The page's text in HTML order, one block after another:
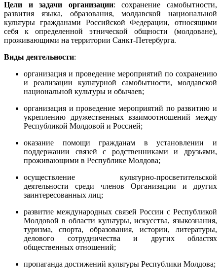
Цели и задачи организации: сохранение самобытности,
развития языка, образования, молдавской национальной
культуры гражданами Российской Федерации, относящими
себя к определенной этнической общности (молдоване),
проживающими на территории Санкт-Петербурга.
Виды деятельности:
организация и проведение мероприятий по сохранению
и реализации культурной самобытности, молдавской
национальной культуры и обычаев;
организация и проведение мероприятий по развитию и
укреплению дружественных взаимоотношений между
Республикой Молдовой и Россией;
оказание помощи гражданам в установлении и
поддержании связей с родственниками и друзьями,
проживающими в Республике Молдова;
осуществление культурно-просветительской
деятельности среди членов Организации и других
заинтересованных лиц;
развитие международных связей России с Республикой
Молдовой в области культуры, искусства, языкознания,
туризма, спорта, образования, истории, литературы,
делового сотрудничества и других областях
общественных отношений;
пропаганда достижений культуры Республики Молдова;